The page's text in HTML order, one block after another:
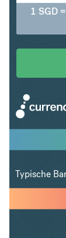
1 SGD
Typische